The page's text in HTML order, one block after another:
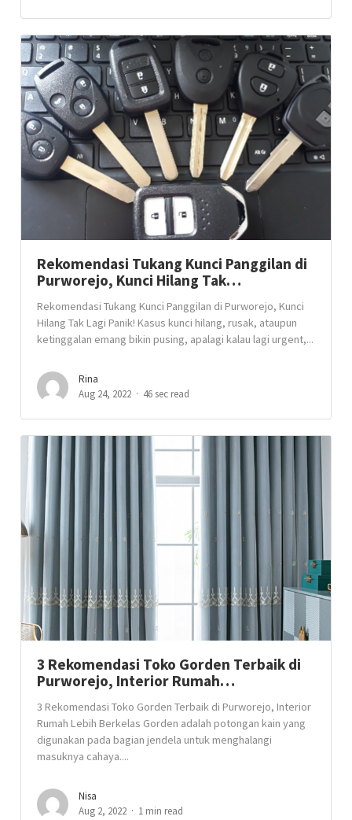
Rekomendasi Tukang Kunci Panggilan di
Purworejo, Kunci Hilang Tak…
Rekomendasi Tukang Kunci Panggilan di Purworejo, Kunci
Hilang Tak Lagi Panik! Kasus kunci hilang, rusak, ataupun
ketinggalan emang bikin pusing, apalagi kalau lagi urgent,...
Rina
Aug 24, 2022
46 sec read
3 Rekomendasi Toko Gorden Terbaik di
Purworejo, Interior Rumah…
3 Rekomendasi Toko Gorden Terbaik di Purworejo, Interior
Rumah Lebih Berkelas Gorden adalah potongan kain yang
digunakan pada bagian jendela untuk menghalangi
masuknya cahaya....
Nisa
Aug 2, 2022
1 min read